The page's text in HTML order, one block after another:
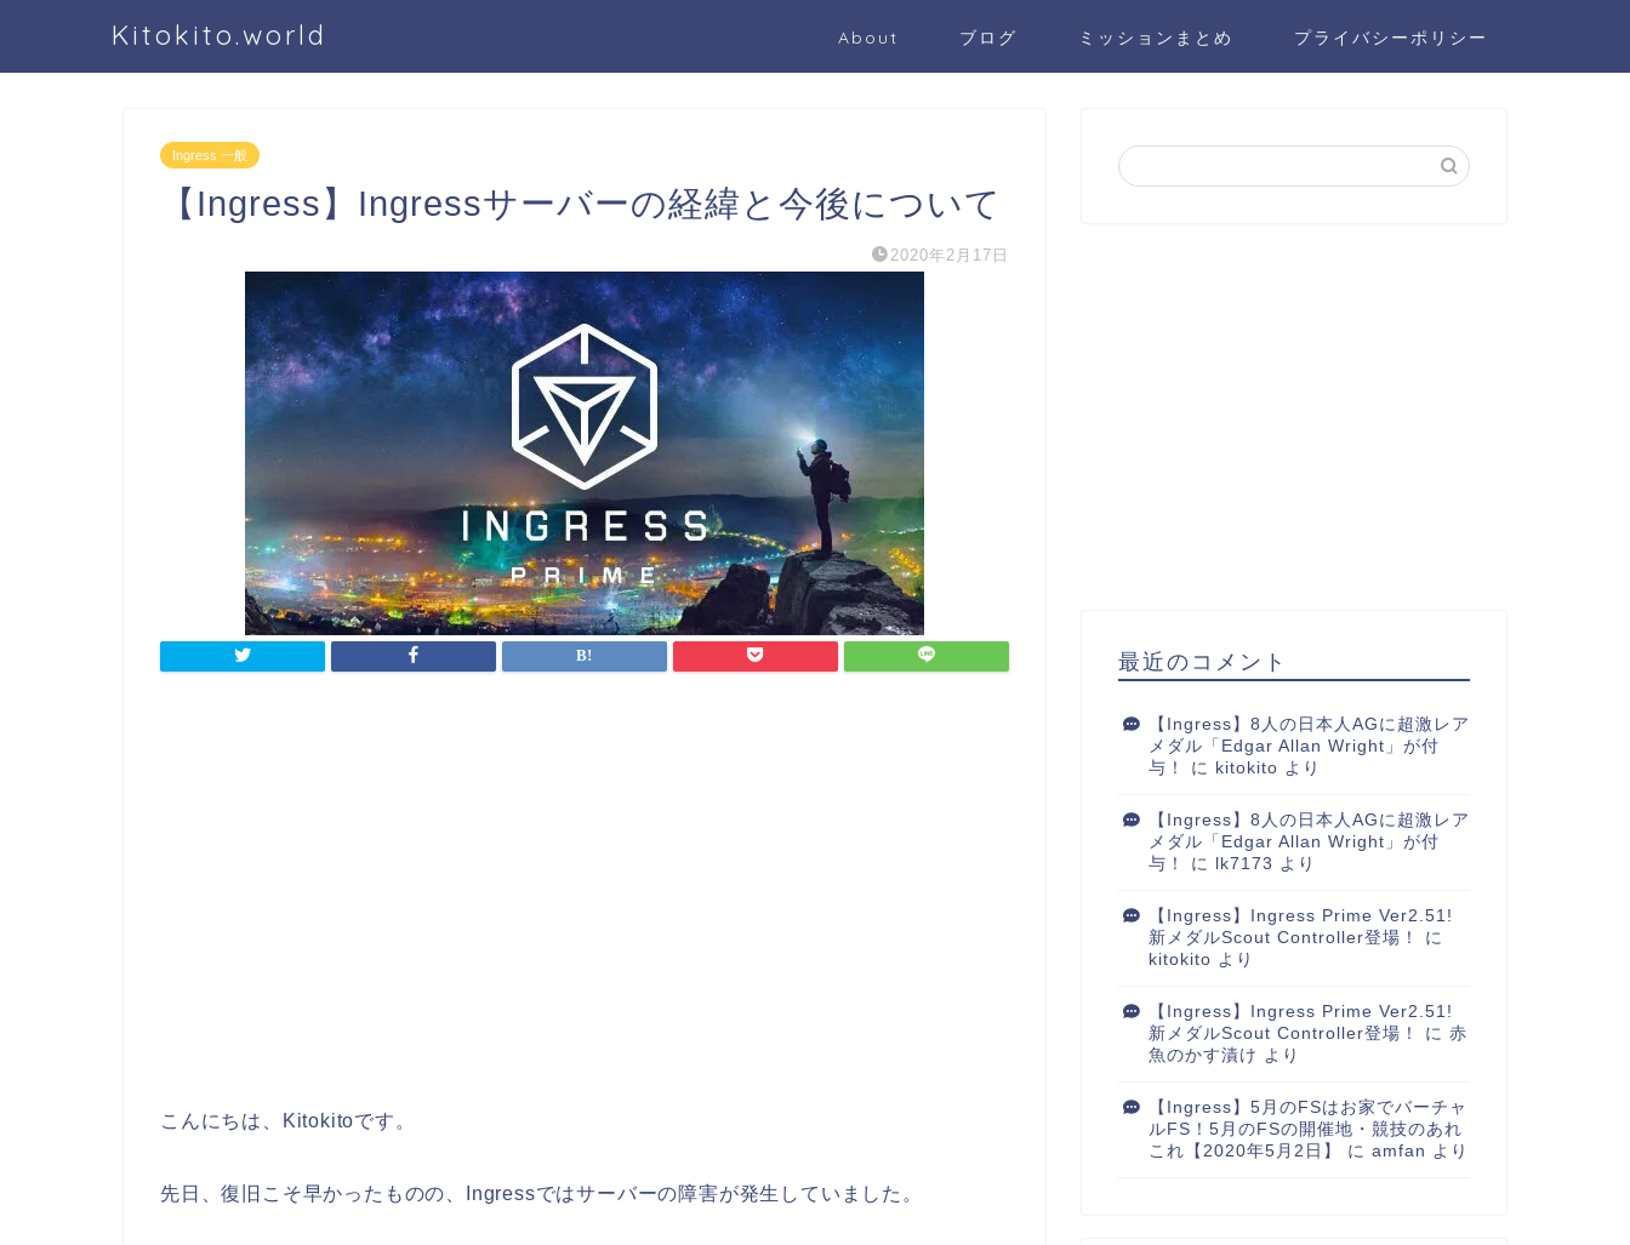
Kitokito.world About ブログ ミッションまとめ プライバシーポリシー
Ingress 一般
【Ingress】Ingressサーバーの経緯と今後について
2020年2月17日
こんにちは、Kitokitoです。
先日、復旧こそ早かったものの、Ingressではサーバーの障害が発生していました。
最近のコメント
【Ingress】8人の日本人AGに超激レア
メダル「Edgar Allan Wright」が付
与！
に kitokito より
【Ingress】8人の日本人AGに超激レア
メダル「Edgar Allan Wright」が付
与！
に lk7173 より
【Ingress】Ingress Prime Ver2.51!
新メダルScout Controller登場！
に
kitokito より
【Ingress】Ingress Prime Ver2.51!
新メダルScout Controller登場！
に 赤
魚のかす漬け より
【Ingress】5月のFSはお家でバーチャ
ルFS！5月のFSの開催地・競技のあれ
これ【2020年5月2日】
に amfan より